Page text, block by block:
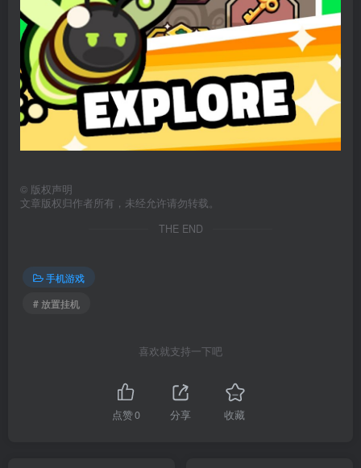
© 版权声明
文章版权归作者所有，未经允许请勿转载。
THE END
手机游戏
# 放置挂机
喜欢就支持一下吧
点赞0 分享 收藏